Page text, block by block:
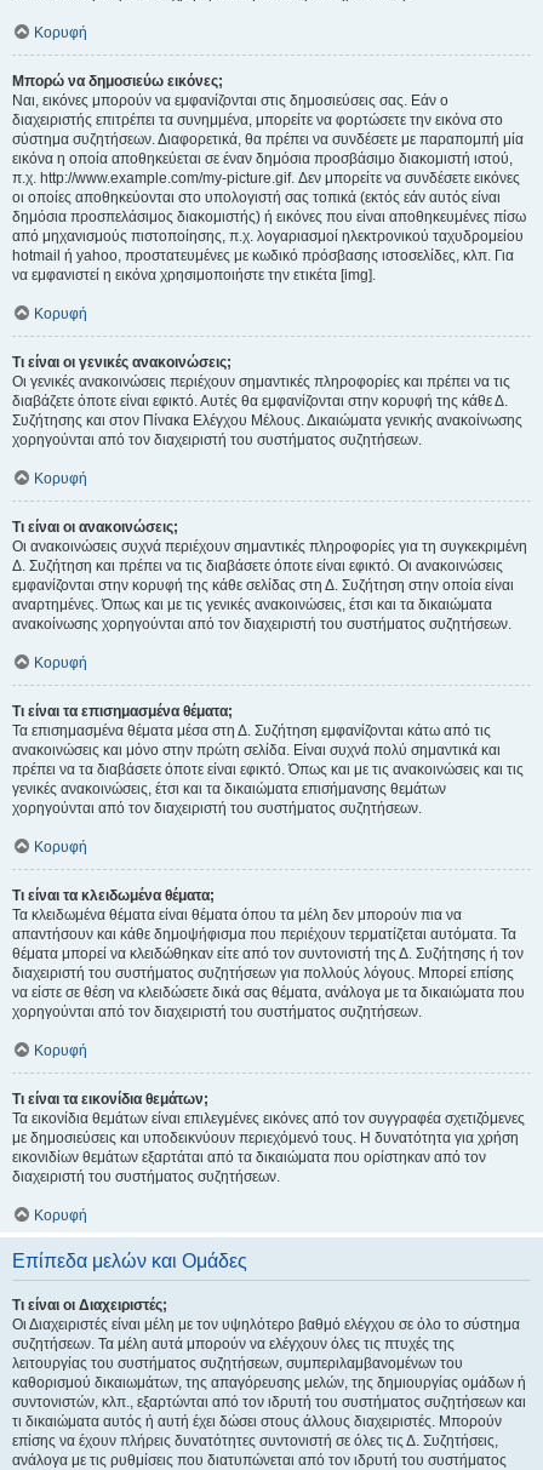
Κορυφή
Μπορώ να δημοσιεύω εικόνες;
Ναι, εικόνες μπορούν να εμφανίζονται στις δημοσιεύσεις σας. Εάν ο
διαχειριστής επιτρέπει τα συνημμένα, μπορείτε να φορτώσετε την εικόνα στο
σύστημα συζητήσεων. Διαφορετικά, θα πρέπει να συνδέσετε με παραπομπή μία
εικόνα η οποία αποθηκεύεται σε έναν δημόσια προσβάσιμο διακομιστή ιστού,
π.χ. http://www.example.com/my-picture.gif. Δεν μπορείτε να συνδέσετε εικόνες
οι οποίες αποθηκεύονται στο υπολογιστή σας τοπικά (εκτός εάν αυτός είναι
δημόσια προσπελάσιμος διακομιστής) ή εικόνες που είναι αποθηκευμένες πίσω
από μηχανισμούς πιστοποίησης, π.χ. λογαριασμοί ηλεκτρονικού ταχυδρομείου
hotmail ή yahoo, προστατευμένες με κωδικό πρόσβασης ιστοσελίδες, κλπ. Για
να εμφανιστεί η εικόνα χρησιμοποιήστε την ετικέτα [img].
Κορυφή
Τι είναι οι γενικές ανακοινώσεις;
Οι γενικές ανακοινώσεις περιέχουν σημαντικές πληροφορίες και πρέπει να τις
διαβάζετε όποτε είναι εφικτό. Αυτές θα εμφανίζονται στην κορυφή της κάθε Δ.
Συζήτησης και στον Πίνακα Ελέγχου Μέλους. Δικαιώματα γενικής ανακοίνωσης
χορηγούνται από τον διαχειριστή του συστήματος συζητήσεων.
Κορυφή
Τι είναι οι ανακοινώσεις;
Οι ανακοινώσεις συχνά περιέχουν σημαντικές πληροφορίες για τη συγκεκριμένη
Δ. Συζήτηση και πρέπει να τις διαβάσετε όποτε είναι εφικτό. Οι ανακοινώσεις
εμφανίζονται στην κορυφή της κάθε σελίδας στη Δ. Συζήτηση στην οποία είναι
αναρτημένες. Όπως και με τις γενικές ανακοινώσεις, έτσι και τα δικαιώματα
ανακοίνωσης χορηγούνται από τον διαχειριστή του συστήματος συζητήσεων.
Κορυφή
Τι είναι τα επισημασμένα θέματα;
Τα επισημασμένα θέματα μέσα στη Δ. Συζήτηση εμφανίζονται κάτω από τις
ανακοινώσεις και μόνο στην πρώτη σελίδα. Είναι συχνά πολύ σημαντικά και
πρέπει να τα διαβάσετε όποτε είναι εφικτό. Όπως και με τις ανακοινώσεις και τις
γενικές ανακοινώσεις, έτσι και τα δικαιώματα επισήμανσης θεμάτων
χορηγούνται από τον διαχειριστή του συστήματος συζητήσεων.
Κορυφή
Τι είναι τα κλειδωμένα θέματα;
Τα κλειδωμένα θέματα είναι θέματα όπου τα μέλη δεν μπορούν πια να
απαντήσουν και κάθε δημοψήφισμα που περιέχουν τερματίζεται αυτόματα. Τα
θέματα μπορεί να κλειδώθηκαν είτε από τον συντονιστή της Δ. Συζήτησης ή τον
διαχειριστή του συστήματος συζητήσεων για πολλούς λόγους. Μπορεί επίσης
να είστε σε θέση να κλειδώσετε δικά σας θέματα, ανάλογα με τα δικαιώματα που
χορηγούνται από τον διαχειριστή του συστήματος συζητήσεων.
Κορυφή
Τι είναι τα εικονίδια θεμάτων;
Τα εικονίδια θεμάτων είναι επιλεγμένες εικόνες από τον συγγραφέα σχετιζόμενες
με δημοσιεύσεις και υποδεικνύουν περιεχόμενό τους. Η δυνατότητα για χρήση
εικονιδίων θεμάτων εξαρτάται από τα δικαιώματα που ορίστηκαν από τον
διαχειριστή του συστήματος συζητήσεων.
Κορυφή
Επίπεδα μελών και Ομάδες
Τι είναι οι Διαχειριστές;
Οι Διαχειριστές είναι μέλη με τον υψηλότερο βαθμό ελέγχου σε όλο το σύστημα
συζητήσεων. Τα μέλη αυτά μπορούν να ελέγχουν όλες τις πτυχές της
λειτουργίας του συστήματος συζητήσεων, συμπεριλαμβανομένων του
καθορισμού δικαιωμάτων, της απαγόρευσης μελών, της δημιουργίας ομάδων ή
συντονιστών, κλπ., εξαρτώνται από τον ιδρυτή του συστήματος συζητήσεων και
τι δικαιώματα αυτός ή αυτή έχει δώσει στους άλλους διαχειριστές. Μπορούν
επίσης να έχουν πλήρεις δυνατότητες συντονιστή σε όλες τις Δ. Συζητήσεις,
ανάλογα με τις ρυθμίσεις που διατυπώνεται από τον ιδρυτή του συστήματος